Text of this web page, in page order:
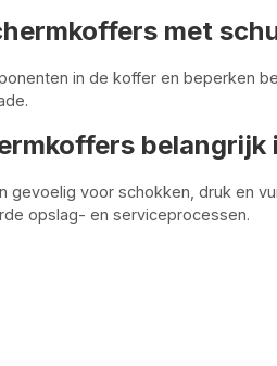
met
in de koffer en beperken
gevoelig voor schokken, druk en
opslag- en serviceprocessen.